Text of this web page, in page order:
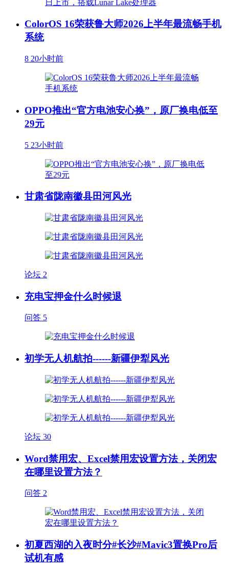
ColorOS 16荣获鲁大师2026上半年最流畅手机
系统
8 20小时前
OPPO推出“官方电池安心换”，原厂换电低至
29元
5 23小时前
甘肃省陇南徽县田河风光
论坛 2
充电宝押金什么时候退
问答 5
初学无人机航拍------新疆伊犁风光
论坛 30
Word禁用宏、Excel禁用宏设置方法，关闭宏
在哪里设置方法？
问答 2
初夏西湖的入夜时分#长沙#Mavic3置换Pro后
试机有感